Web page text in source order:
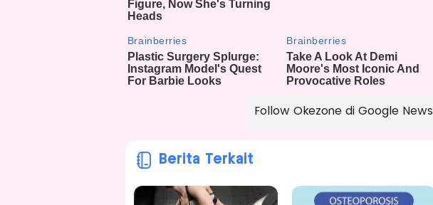
Follow Okezone di Google News
Berita Terkait